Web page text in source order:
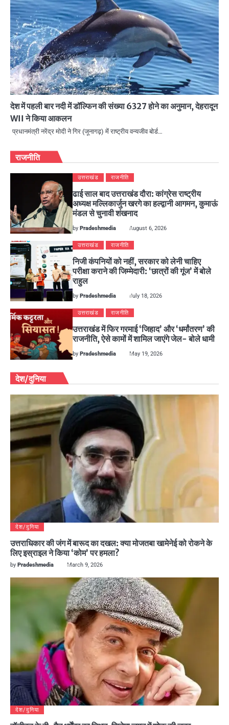
देश में पहली बार नदी में डॉल्फिन की संख्या 6327 होने का अनुमान, देहरादून
WII ने किया आकलन
प्रधानमंत्री नरेंद्र मोदी ने गिर (जूनागढ़) में राष्ट्रीय वन्यजीव बोर्ड…
राजनीति
उत्तराखंड राजनीति
ढाई साल बाद उत्तराखंड दौरा: कांग्रेस राष्ट्रीय
अध्यक्ष मल्लिकार्जुन खरगे का हल्द्वानी आगमन, कुमाऊं
मंडल से चुनावी शंखनाद
by Pradeshmedia August 6, 2026
उत्तराखंड राजनीति
निजी कंपनियों को नहीं, सरकार को लेनी चाहिए
परीक्षा कराने की जिम्मेदारी: ‘छात्रों की गूंज’ में बोले
राहुल
by Pradeshmedia July 18, 2026
उत्तराखंड राजनीति
उत्तराखंड में फिर गरमाई ‘जिहाद’ और ‘धर्मांतरण’ की
राजनीति, ऐसे कामों में शामिल जाएंगे जेल- बोले धामी
by Pradeshmedia May 19, 2026
देश/दुनिया
देश/दुनिया
उत्तराधिकार की जंग में बारूद का दखल: क्या मोजतबा खामेनेई को रोकने के
लिए इस्राइल ने किया ‘कोम’ पर हमला?
by Pradeshmedia March 9, 2026
देश/दुनिया